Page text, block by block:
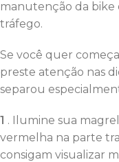
manutenção da bike
tráfego.
Se você quer
preste atenção nas
separou
1 . Ilumine sua
vermelha na parte
consigam visualizar